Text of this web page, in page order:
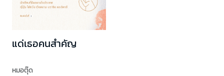
แด่เธอคนสำคัญ
หมอตุ๊ด